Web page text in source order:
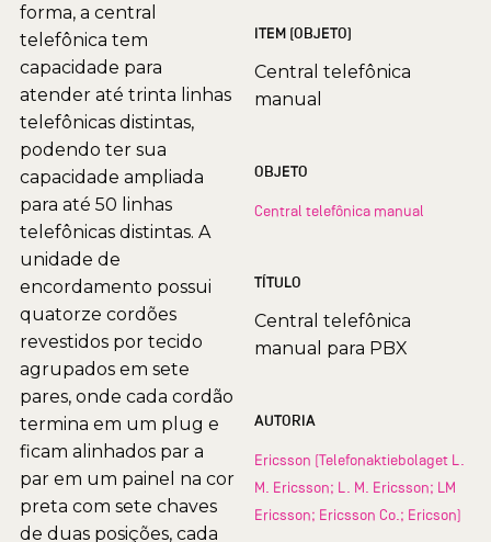
forma, a central
telefônica tem
capacidade para
atender até trinta linhas
telefônicas distintas,
podendo ter sua
capacidade ampliada
para até 50 linhas
telefônicas distintas. A
unidade de
encordamento possui
quatorze cordões
revestidos por tecido
agrupados em sete
pares, onde cada cordão
termina em um plug e
ficam alinhados par a
par em um painel na cor
preta com sete chaves
de duas posições, cada
ITEM (OBJETO)
Central telefônica
manual
OBJETO
Central telefônica manual
TÍTULO
Central telefônica
manual para PBX
AUTORIA
Ericsson (Telefonaktiebolaget L.
M. Ericsson; L. M. Ericsson; LM
Ericsson; Ericsson Co.; Ericson)